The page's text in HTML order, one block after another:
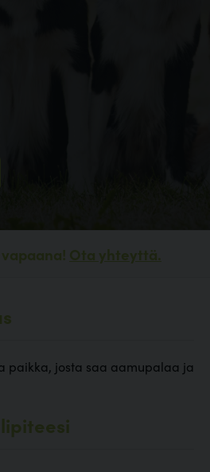
Ota yhteyttä.
paikka, josta saa aamupalaa ja